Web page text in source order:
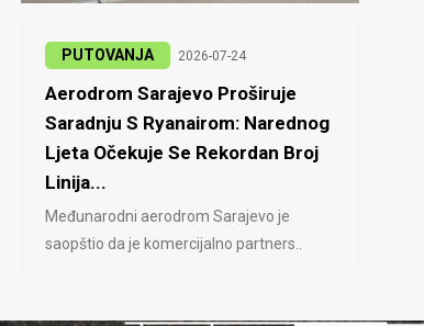
PUTOVANJA 2026-07-24
Aerodrom Sarajevo Proširuje
Saradnju S Ryanairom: Narednog
Ljeta Očekuje Se Rekordan Broj
Linija...
Međunarodni aerodrom Sarajevo je
saopštio da je komercijalno partners..